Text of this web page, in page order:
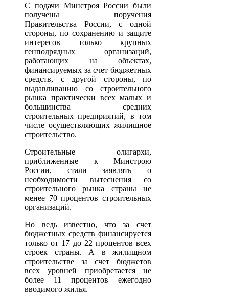
С подачи Минстроя России были
получены поручения
Правительства России, с одной
стороны, по сохранению и защите
интересов только крупных
генподрядных организаций,
работающих на объектах,
финансируемых за счет бюджетных
средств, с другой стороны, по
выдавливанию со строительного
рынка практически всех малых и
большинства средних
строительных предприятий, в том
числе осуществляющих жилищное
строительство.
Строительные олигархи,
приближенные к Минстрою
России, стали заявлять о
необходимости вытеснения со
строительного рынка страны не
менее 70 процентов строительных
организаций.
Но ведь известно, что за счет
бюджетных средств финансируется
только от 17 до 22 процентов всех
строек страны. А в жилищном
строительстве за счет бюджетов
всех уровней приобретается не
более 11 процентов ежегодно
вводимого жилья.